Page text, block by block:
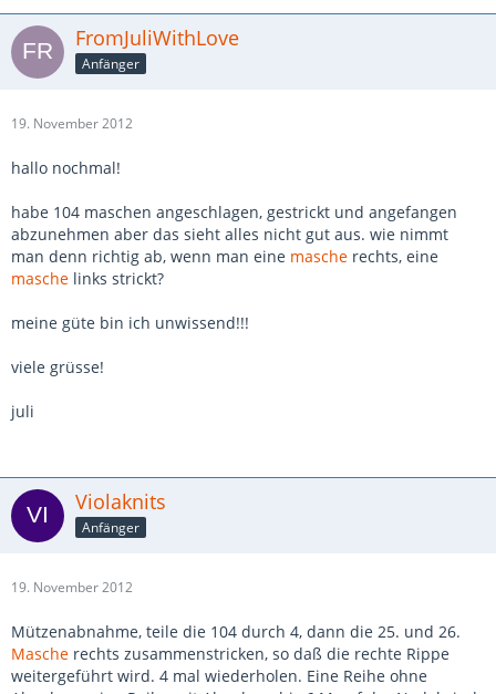
FromJuliWithLove
Anfänger
19. November 2012
hallo nochmal!
habe 104 maschen angeschlagen, gestrickt und angefangen
abzunehmen aber das sieht alles nicht gut aus. wie nimmt
man denn richtig ab, wenn man eine masche rechts, eine
masche links strickt?
meine güte bin ich unwissend!!!
viele grüsse!
juli
Violaknits
Anfänger
19. November 2012
Mützenabnahme, teile die 104 durch 4, dann die 25. und 26.
Masche rechts zusammenstricken, so daß die rechte Rippe
weitergeführt wird. 4 mal wiederholen. Eine Reihe ohne